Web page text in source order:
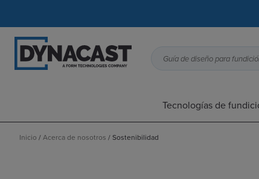
Tecnologías de
Inicio /Acerca de nosotros /Sostenibilidad